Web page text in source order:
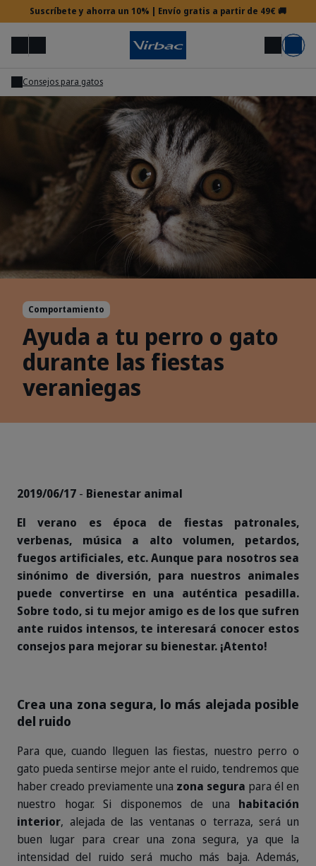
Suscríbete y ahorra un 10% | Envío gratis a partir de 49€ 🚚
MenúBuscar Mi cuenta Carrito
Acceso veterinario
¿Necesitas ayuda?
Consejos para gatos
Comportamiento
Ayuda a tu perro o gato
durante las fiestas
veraniegas
2019/06/17 - Bienestar animal
El verano es época de fiestas patronales,
verbenas, música a alto volumen, petardos,
fuegos artificiales, etc. Aunque para nosotros sea
sinónimo de diversión, para nuestros animales
puede convertirse en una auténtica pesadilla.
Sobre todo, si tu mejor amigo es de los que sufren
ante ruidos intensos, te interesará conocer estos
consejos para mejorar su bienestar. ¡Atento!
Crea una zona segura, lo más alejada posible
del ruido
Para que, cuando lleguen las fiestas, nuestro perro o
gato pueda sentirse mejor ante el ruido, tendremos que
haber creado previamente una zona segura para él en
nuestro hogar. Si disponemos de una habitación
interior, alejada de las ventanas o terraza, será un
buen lugar para crear una zona segura, ya que la
intensidad del ruido será mucho más baja. Además,